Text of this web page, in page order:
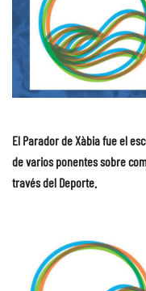
El Parador de Xàbia fue el
de varios ponentes sobre
través del Deporte.